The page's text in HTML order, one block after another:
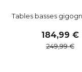
Tables basses
184,99
249,99